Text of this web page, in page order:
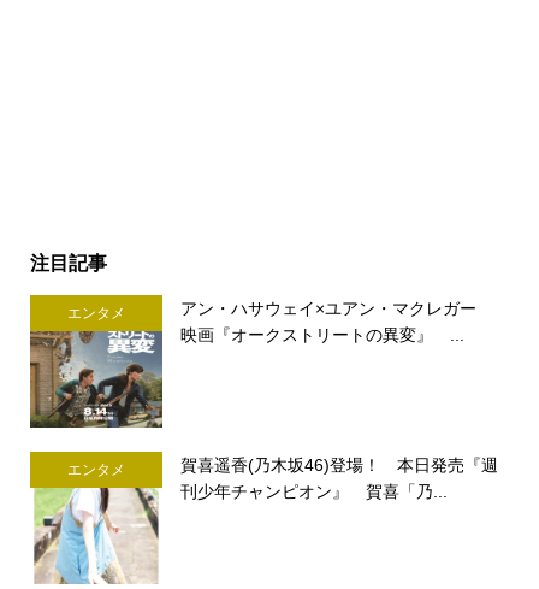
注目記事
エンタメ
アン・ハサウェイ×ユアン・マクレガー
映画『オークストリートの異変』 ...
エンタメ
賀喜遥香(乃木坂46)登場！ 本日発売『週
刊少年チャンピオン』 賀喜「乃...